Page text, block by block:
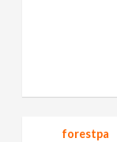
forestpa